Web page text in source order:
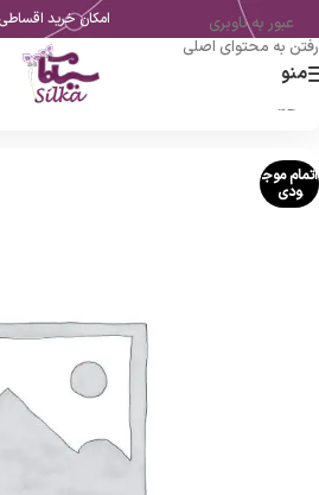
عبور به ناوبری
رفتن به محتوای اصلی
امکان خرید اقساطی
منو
خانه
اتمام موج
ودی